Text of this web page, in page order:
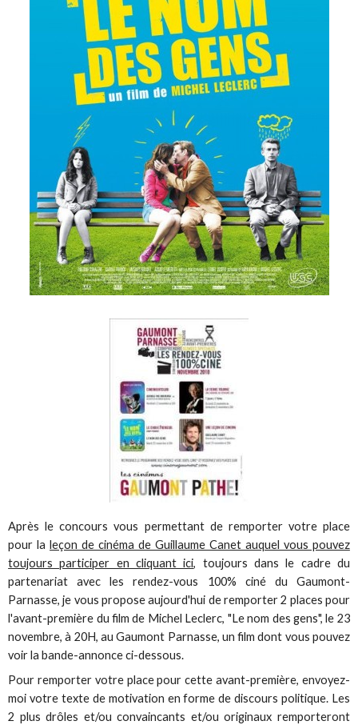
Après le concours vous permettant de remporter votre place
pour laleçon de cinéma de Guillaume Canet auquel vous pouvez
toujours participer en cliquant ici, toujours dans le cadre du
partenariat avec les rendez-vous 100% ciné du Gaumont-
Parnasse, je vous propose aujourd'hui de remporter 2 places pour
l'avant-première du film de Michel Leclerc, "Le nom des gens", le 23
novembre, à 20H, au Gaumont Parnasse, un film dont vous pouvez
voir la bande-annonce ci-dessous.
Pour remporter votre place pour cette avant-première, envoyez-
moi votre texte de motivation en forme de discours politique. Les
2 plus drôles et/ou convaincants et/ou originaux remporteront